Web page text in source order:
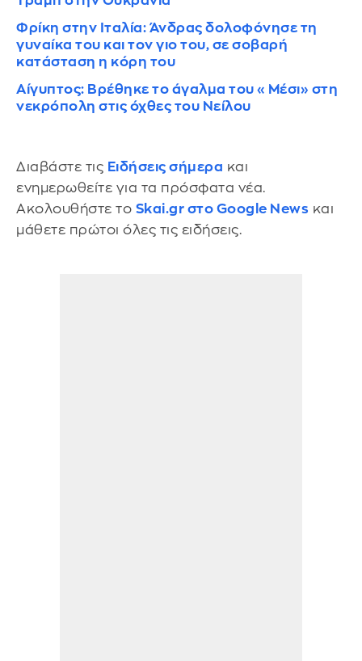
Φρίκη στην Ιταλία: Άνδρας δολοφόνησε τη
γυναίκα του και τον γιο του, σε σοβαρή
κατάσταση η κόρη του
Αίγυπτος: Βρέθηκε το άγαλμα του «Μέσι» στη
νεκρόπολη στις όχθες του Νείλου
Διαβάστε τις Ειδήσεις σήμερα και
ενημερωθείτε για τα πρόσφατα νέα.
Ακολουθήστε το Skai.gr στο Google News και
μάθετε πρώτοι όλες τις ειδήσεις.